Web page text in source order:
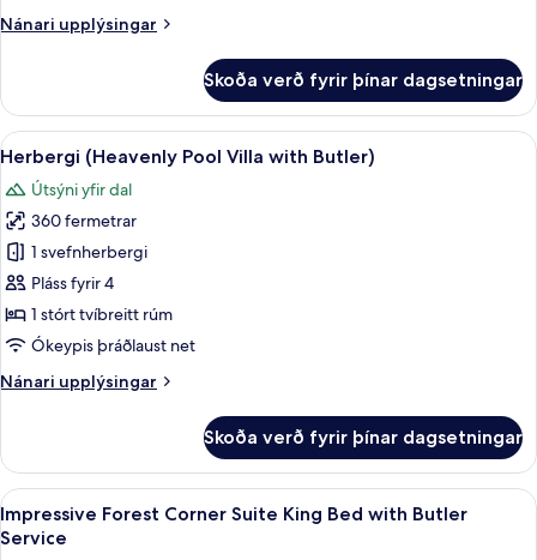
King
Butler)
Nánari upplýsingar
Nánari
-
heitur
pottur
(Heavenly
Villa
King
Bed
with
Butler)
Skoða verð fyrir þínar dagsetningar
Skoða
allar
myndir
fyrir
Herbergi
(Heavenly
Pool
Villa
Butler)
Rúmföt af bestu gerð, míníbar,
6
Herbergi (Heavenly Pool Villa with Butler)
Útsýni yfir dal
360 fermetrar
1 svefnherbergi
Pláss fyrir 4
1 stórt tvíbreitt rúm
Ókeypis þráðlaust net
Nánari upplýsingar
Nánari
(Heavenly
Pool
Villa
with
Skoða verð fyrir þínar dagsetningar
Skoða
allar
Rúmföt af bestu gerð, míníbar,
6
Impressive Forest Corner Suite King Bed with Butler
Service